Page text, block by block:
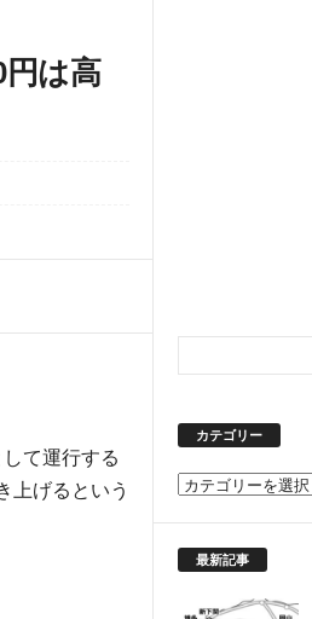
は高
て運行する
上げるという
カテゴリー
カ
最新記事